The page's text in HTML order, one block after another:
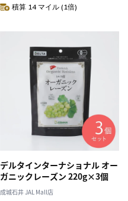
積算 14 マイル (1倍)
デルタインターナショナル オー
ガニックレーズン 220g×3個
成城石井 JAL Mall店